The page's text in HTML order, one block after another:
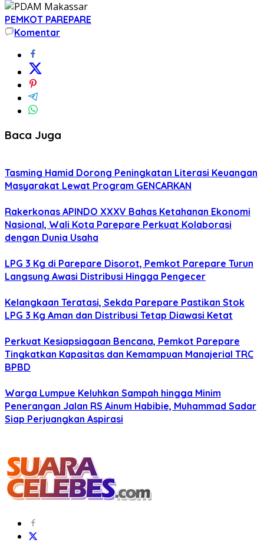
PEMKOT PAREPARE
Komentar
Baca Juga
Tasming Hamid Dorong Peningkatan Literasi Keuangan
Masyarakat Lewat Program GENCARKAN
Rakerkonas APINDO XXXV Bahas Ketahanan Ekonomi
Nasional, Wali Kota Parepare Perkuat Kolaborasi
dengan Dunia Usaha
LPG 3 Kg di Parepare Disorot, Pemkot Parepare Turun
Langsung Awasi Distribusi Hingga Pengecer
Kelangkaan Teratasi, Sekda Parepare Pastikan Stok
LPG 3 Kg Aman dan Distribusi Tetap Diawasi Ketat
Perkuat Kesiapsiagaan Bencana, Pemkot Parepare
Tingkatkan Kapasitas dan Kemampuan Manajerial TRC
BPBD
Warga Lumpue Keluhkan Sampah hingga Minim
Penerangan Jalan RS Ainum Habibie, Muhammad Sadar
Siap Perjuangkan Aspirasi